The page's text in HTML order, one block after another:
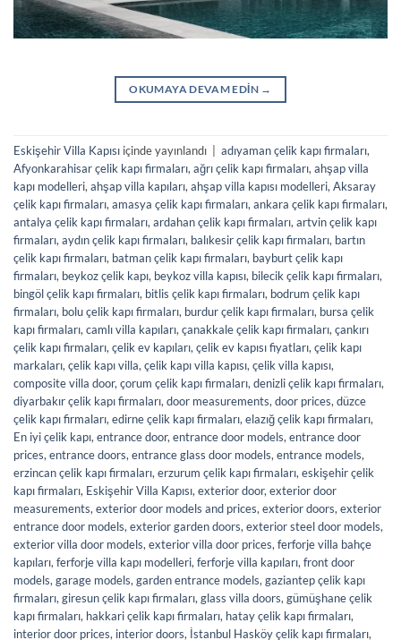
OKUMAYA DEVAM EDIN →
Eskişehir Villa Kapısı içinde yayınlandı adıyaman çelik kapı firmaları,
Afyonkarahisar çelik kapı firmaları,ağrı çelik kapı firmaları,ahşap villa
kapı modelleri,ahşap villa kapıları,ahşap villa kapısı modelleri,Aksaray
çelik kapı firmaları,amasya çelik kapı firmaları,ankara çelik kapı firmaları,
antalya çelik kapı firmaları,ardahan çelik kapı firmaları,artvin çelik kapı
firmaları,aydın çelik kapı firmaları, balıkesir çelik kapı firmaları, bartın
çelik kapı firmaları, batman çelik kapı firmaları, bayburt çelik kapı
firmaları, beykoz çelik kapı, beykoz villa kapısı, bilecik çelik kapı firmaları,
bingöl çelik kapı firmaları, bitlis çelik kapı firmaları, bodrum çelik kapı
firmaları, bolu çelik kapı firmaları, burdur çelik kapı firmaları, bursa çelik
kapı firmaları,camlı villa kapıları,çanakkale çelik kapı firmaları,çankırı
çelik kapı firmaları,çelik ev kapıları,çelik ev kapısı fiyatları,çelik kapı
markaları,çelik kapı villa,çelik kapı villa kapısı,çelik villa kapısı,
composite villa door,çorum çelik kapı firmaları,denizli çelik kapı firmaları,
diyarbakır çelik kapı firmaları,door measurements,door prices,düzce
çelik kapı firmaları,edirne çelik kapı firmaları,elazığ çelik kapı firmaları,
En iyi çelik kapı,entrance door,entrance door models,entrance door
prices,entrance doors,entrance glass door models,entrance models,
erzincan çelik kapı firmaları,erzurum çelik kapı firmaları,eskişehir çelik
kapı firmaları, Eskişehir Villa Kapısı,exterior door,exterior door
measurements,exterior door models and prices,exterior doors,exterior
entrance door models,exterior garden doors,exterior steel door models,
exterior villa door models,exterior villa door prices,ferforje villa bahçe
kapıları,ferforje villa kapı modelleri,ferforje villa kapıları,front door
models,garage models,garden entrance models,gaziantep çelik kapı
firmaları,giresun çelik kapı firmaları,glass villa doors,gümüşhane çelik
kapı firmaları, hakkari çelik kapı firmaları, hatay çelik kapı firmaları,
interior door prices, interior doors, İstanbul Hasköy çelik kapı firmaları,